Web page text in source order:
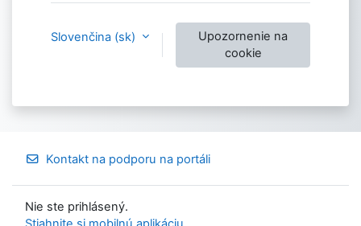
Slovenčina ‎(sk)‎
Upozornenie na
cookie
Kontakt na podporu na portáli
Nie ste prihlásený.